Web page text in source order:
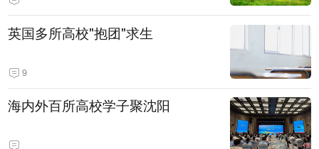
英国多所高校"抱团"求生
9
海内外百所高校学子聚沈阳